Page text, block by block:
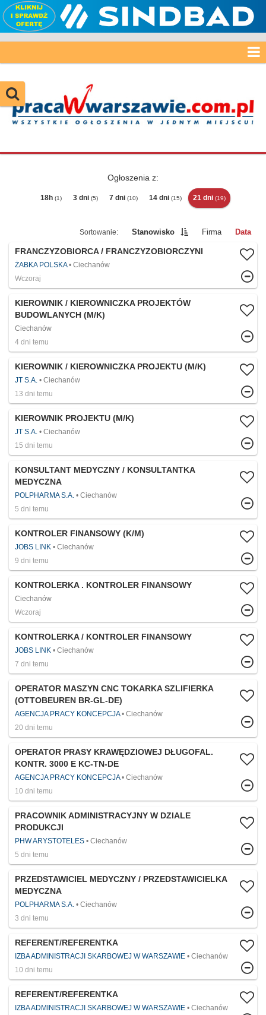
Ogłoszenia z:
18h (1) 3 dni (5) 7 dni (10) 14 dni (15) 21 dni (19)
Stanowisko Firma Data
FRANCZYZOBIORCA / FRANCZYZOBIORCZYNI
ŻABKA POLSKA
Ciechanów
Wczoraj
KIEROWNIK / KIEROWNICZKA PROJEKTÓW
BUDOWLANYCH (M/K)
Ciechanów
4 dni temu
KIEROWNIK / KIEROWNICZKA PROJEKTU (M/K)
JT S.A.
Ciechanów
13 dni temu
KIEROWNIK PROJEKTU (M/K)
JT S.A.
Ciechanów
15 dni temu
KONSULTANT MEDYCZNY / KONSULTANTKA
MEDYCZNA
POLPHARMA S.A.
Ciechanów
5 dni temu
KONTROLER FINANSOWY (K/M)
JOBS LINK
Ciechanów
9 dni temu
KONTROLERKA . KONTROLER FINANSOWY
Ciechanów
Wczoraj
KONTROLERKA / KONTROLER FINANSOWY
JOBS LINK
Ciechanów
7 dni temu
OPERATOR MASZYN CNC TOKARKA SZLIFIERKA
(OTTOBEUREN BR-GL-DE)
AGENCJA PRACY KONCEPCJA
Ciechanów
20 dni temu
OPERATOR PRASY KRAWĘDZIOWEJ DŁUGOFAL.
KONTR. 3000 E KC-TN-DE
AGENCJA PRACY KONCEPCJA
Ciechanów
10 dni temu
PRACOWNIK ADMINISTRACYJNY W DZIALE
PRODUKCJI
PHW ARYSTOTELES
Ciechanów
5 dni temu
PRZEDSTAWICIEL MEDYCZNY / PRZEDSTAWICIELKA
MEDYCZNA
POLPHARMA S.A.
Ciechanów
3 dni temu
REFERENT/REFERENTKA
IZBA ADMINISTRACJI SKARBOWEJ W WARSZAWIE
Ciechanów
10 dni temu
REFERENT/REFERENTKA
IZBA ADMINISTRACJI SKARBOWEJ W WARSZAWIE
Ciechanów